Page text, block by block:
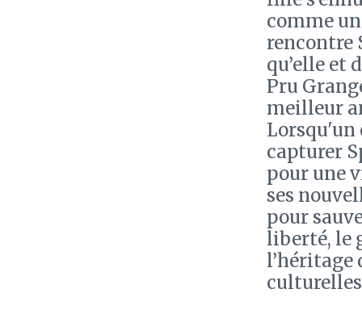
comme
rencontre
qu’elle et
Pru
meilleur
Lorsqu'un
capturer
pour une
ses
pour
liberté, le
l’héritage